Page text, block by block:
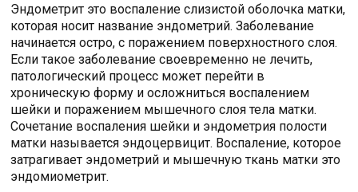
Эндометрит это воспаление слизистой оболочка матки,
которая носит название эндометрий. Заболевание
начинается остро, с поражением поверхностного слоя.
Если такое заболевание своевременно не лечить,
патологический процесс может перейти в
хроническую форму и осложниться воспалением
шейки и поражением мышечного слоя тела матки.
Сочетание воспаления шейки и эндометрия полости
матки называется эндоцервицит. Воспаление, которое
затрагивает эндометрий и мышечную ткань матки это
эндомиометрит.